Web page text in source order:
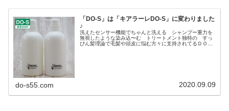
「DO-S」は「キアラーレDO-S」に変わりました
♪
洗えたセンサー機能でちゃんと洗える シャンプー重力を
無視したような染み込〜む トリートメント独特の すっ
ぴん髪理論で毛髪や頭皮に悩む方々に支持されてるＤＯ－
do-s55.com 2020.09.09